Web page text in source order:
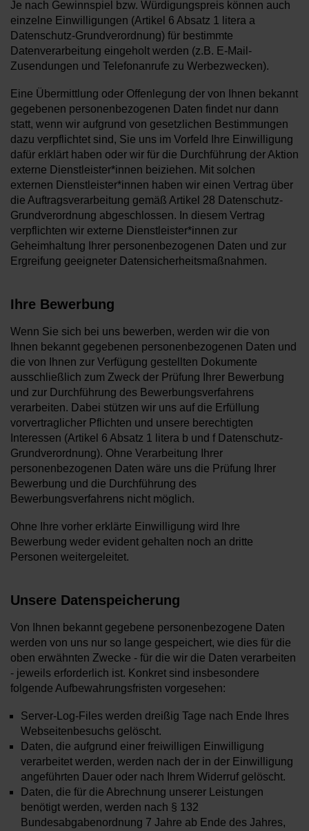
Je nach Gewinnspiel bzw. Würdigungspreis können auch
einzelne Einwilligungen (Artikel 6 Absatz 1 litera a
Datenschutz-Grundverordnung) für bestimmte
Datenverarbeitung eingeholt werden (z.B. E-Mail-
Zusendungen und Telefonanrufe zu Werbezwecken).
Eine Übermittlung oder Offenlegung der von Ihnen bekannt
gegebenen personenbezogenen Daten findet nur dann
statt, wenn wir aufgrund von gesetzlichen Bestimmungen
dazu verpflichtet sind, Sie uns im Vorfeld Ihre Einwilligung
dafür erklärt haben oder wir für die Durchführung der Aktion
externe Dienstleister*innen beiziehen. Mit solchen
externen Dienstleister*innen haben wir einen Vertrag über
die Auftragsverarbeitung gemäß Artikel 28 Datenschutz-
Grundverordnung abgeschlossen. In diesem Vertrag
verpflichten wir externe Dienstleister*innen zur
Geheimhaltung Ihrer personenbezogenen Daten und zur
Ergreifung geeigneter Datensicherheitsmaßnahmen.
Ihre Bewerbung
Wenn Sie sich bei uns bewerben, werden wir die von
Ihnen bekannt gegebenen personenbezogenen Daten und
die von Ihnen zur Verfügung gestellten Dokumente
ausschließlich zum Zweck der Prüfung Ihrer Bewerbung
und zur Durchführung des Bewerbungsverfahrens
verarbeiten. Dabei stützen wir uns auf die Erfüllung
vorvertraglicher Pflichten und unsere berechtigten
Interessen (Artikel 6 Absatz 1 litera b und f Datenschutz-
Grundverordnung). Ohne Verarbeitung Ihrer
personenbezogenen Daten wäre uns die Prüfung Ihrer
Bewerbung und die Durchführung des
Bewerbungsverfahrens nicht möglich.
Ohne Ihre vorher erklärte Einwilligung wird Ihre
Bewerbung weder evident gehalten noch an dritte
Personen weitergeleitet.
Unsere Datenspeicherung
Von Ihnen bekannt gegebene personenbezogene Daten
werden von uns nur so lange gespeichert, wie dies für die
oben erwähnten Zwecke - für die wir die Daten verarbeiten
- jeweils erforderlich ist. Konkret sind insbesondere
folgende Aufbewahrungsfristen vorgesehen:
Server-Log-Files werden dreißig Tage nach Ende Ihres
Webseitenbesuchs gelöscht.
Daten, die aufgrund einer freiwilligen Einwilligung
verarbeitet werden, werden nach der in der Einwilligung
angeführten Dauer oder nach Ihrem Widerruf gelöscht.
Daten, die für die Abrechnung unserer Leistungen
benötigt werden, werden nach § 132
Bundesabgabenordnung 7 Jahre ab Ende des Jahres,